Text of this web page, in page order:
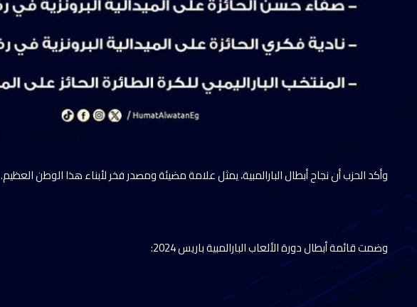
وأكد الحزب أن نجاح أبطال البارالمبية، يمثل علامة مضيئة ومصدر فخر لأبناء هذا الوطن العظيم.
وضمت قائمة أبطال دورة الألعاب البارالمبية باريس 2024: